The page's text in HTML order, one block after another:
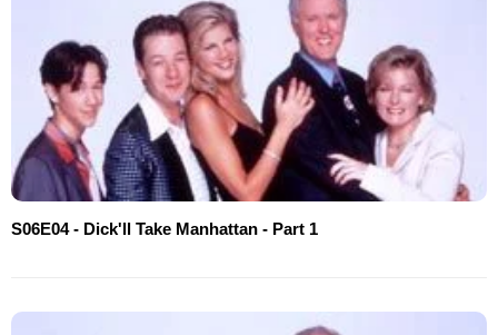
S06E04 - Dick'll Take Manhattan - Part 1